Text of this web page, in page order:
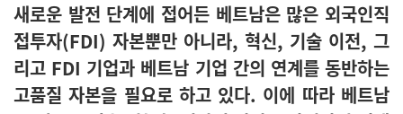
새로운 발전 단계에 접어든 베트남은 많은 외국인직
접투자(FDI) 자본뿐만 아니라, 혁신, 기술 이전, 그
리고 FDI 기업과 베트남 기업 간의 연계를 동반하는
고품질 자본을 필요로 하고 있다. 이에 따라 베트남